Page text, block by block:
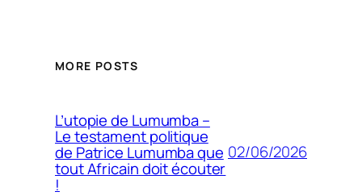
MORE POSTS
L’utopie de Lumumba –
Le testament politique
de Patrice Lumumba que
tout Africain doit écouter
!
02/06/2026